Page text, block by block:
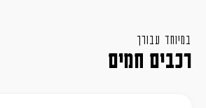
במיוחד עבורך
רכבים חמים